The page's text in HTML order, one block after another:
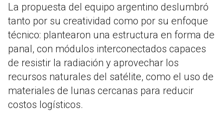
La propuesta del equipo argentino deslumbró
tanto por su creatividad como por su enfoque
técnico: plantearon una estructura en forma de
panal, con módulos interconectados capaces
de resistir la radiación y aprovechar los
recursos naturales del satélite, como el uso de
materiales de lunas cercanas para reducir
costos logísticos.